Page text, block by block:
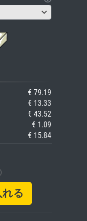
€ 79.19
€ 13.33
€ 43.52
€ 1.09
€ 15.84
る